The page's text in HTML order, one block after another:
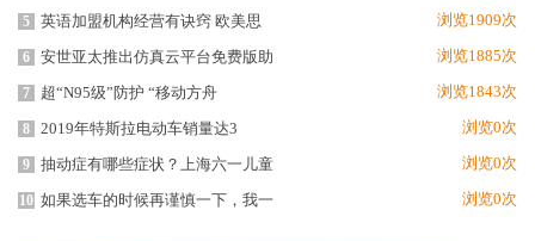
5 英语加盟机构经营有诀窍 欧美思 浏览1909次
6 安世亚太推出仿真云平台免费版助 浏览1885次
7 超“N95级”防护 “移动方舟 浏览1843次
8 2019年特斯拉电动车销量达3 浏览0次
9 抽动症有哪些症状？上海六一儿童 浏览0次
10 如果选车的时候再谨慎一下，我一 浏览0次